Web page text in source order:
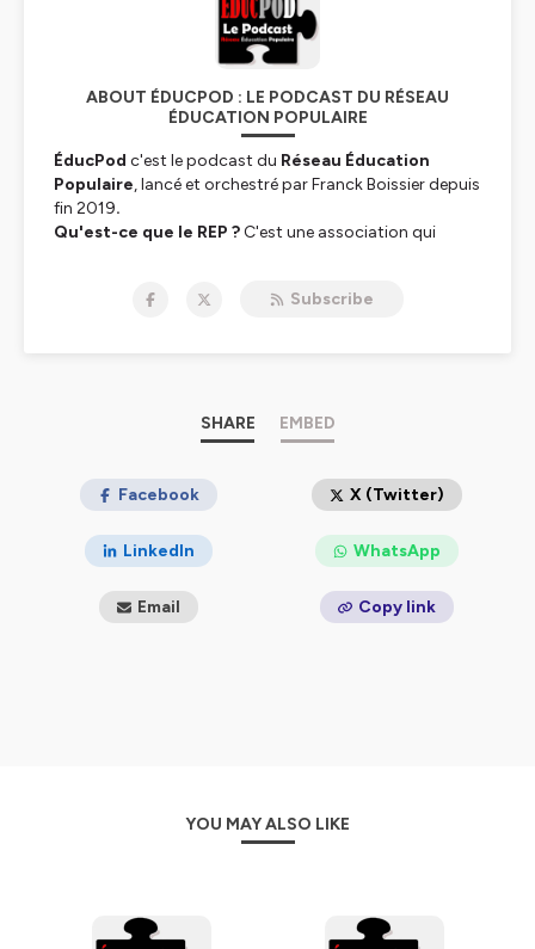
ABOUT ÉDUCPOD : LE PODCAST DU RÉSEAU
ÉDUCATION POPULAIRE
ÉducPod c'est le podcast du Réseau Éducation
Populaire, lancé et orchestré par Franck Boissier depuis
fin 2019.
Qu'est-ce que le REP ? C'est une association qui
Cette dernière est pour le REP une activité culturelle qui
Le site web du REP :www.reseaueducationpopulaire.fr
Libre de droits de https://audiohub.fr - Licence: CC BY
Hébergé par Ausha. Visitez
ausha.co/politique-de-
confidentialitepour plus d'informations.
Subscribe
SHARE EMBED
Facebook X (Twitter)
LinkedIn WhatsApp
Email Copy link
YOU MAY ALSO LIKE